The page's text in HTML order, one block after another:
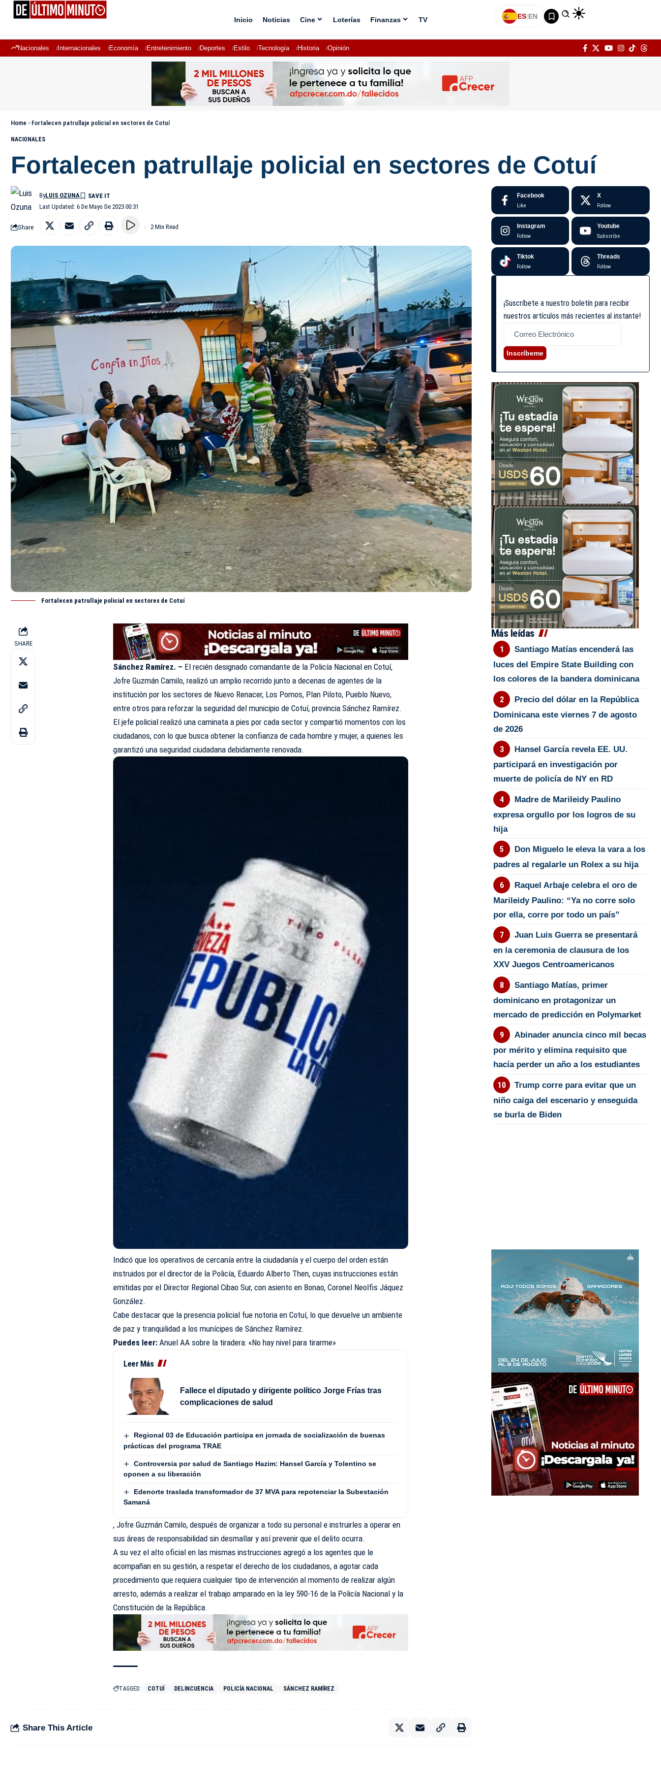
Inicio Noticias Cine Loterías Finanzas TV ES|EN
Nacionales Internacionales Economía Entretenimiento Deportes Estilo Tecnología Historia Opinión
Home - Fortalecen patrullaje policial en sectores de Cotuí
NACIONALES
Fortalecen patrullaje policial en sectores de Cotuí
Last Updated: 6 De Mayo De 2023 00:31
ByLUIS OZUNA
Share 2 Min Read
Fortalecen patrullaje policial en sectores de Cotuí
SHARE
Sánchez Ramírez. – El recién designado comandante de la Policía Nacional en Cotuí,
Jofre Guzmán Camilo, realizó un amplio recorrido junto a decenas de agentes de la
institución por los sectores de Nuevo Renacer, Los Pomos, Plan Piloto, Pueblo Nuevo,
entre otros para reforzar la seguridad del municipio de Cotuí, provincia Sánchez Ramírez.
El jefe policial realizó una caminata a pies por cada sector y compartió momentos con los
ciudadanos, con lo que busca obtener la confianza de cada hombre y mujer, a quienes les
garantizó una seguridad ciudadana debidamente renovada.
Indicó que los operativos de cercanía entre la ciudadanía y el cuerpo del orden están
instruidos por el director de la Policía, Eduardo Alberto Then, cuyas instrucciones están
emitidas por el Director Regional Cibao Sur, con asiento en Bonao, Coronel Neolfis Jáquez
González.
Cabe destacar que la presencia policial fue notoria en Cotuí, lo que devuelve un ambiente
de paz y tranquilidad a los munícipes de Sánchez Ramírez.
Puedes leer: Anuel AA sobre la tiradera: «No hay nivel para tirarme»
Leer Más
Fallece el diputado y dirigente político Jorge Frías tras
complicaciones de salud
Regional 03 de Educación participa en jornada de socialización de buenas
prácticas del programa TRAE
Controversia por salud de Santiago Hazim: Hansel García y Tolentino se
oponen a su liberación
Edenorte traslada transformador de 37 MVA para repotenciar la Subestación
Samaná
, Jofre Guzmán Camilo, después de organizar a todo su personal e instruirles a operar en
sus áreas de responsabilidad sin desmallar y así prevenir que el delito ocurra.
A su vez el alto oficial en las mismas instrucciones agregó a los agentes que le
acompañan en su gestión, a respetar el derecho de los ciudadanos, a agotar cada
procedimiento que requiera cualquier tipo de intervención al momento de realizar algún
arresto, además a realizar el trabajo amparado en la ley 590-16 de la Policía Nacional y la
Constitución de la República.
TAGGED: COTUÍ DELINCUENCIA POLICÍA NACIONAL SÁNCHEZ RAMÍREZ
Share This Article
Facebook
Like
X
Follow
Instagram
Follow
Youtube
Subscribe
Tiktok
Follow
Threads
Follow
¡Suscríbete a nuestro boletín para recibir
nuestros artículos más recientes al instante!
Inscríbeme
Más leídas
Santiago Matías encenderá las
luces del Empire State Building con
los colores de la bandera dominicana
Precio del dólar en la República
Dominicana este viernes 7 de agosto
de 2026
Hansel García revela EE. UU.
participará en investigación por
muerte de policía de NY en RD
Madre de Marileidy Paulino
expresa orgullo por los logros de su
hija
Don Miguelo le eleva la vara a los
padres al regalarle un Rolex a su hija
Raquel Arbaje celebra el oro de
Marileidy Paulino: “Ya no corre solo
por ella, corre por todo un país”
Juan Luis Guerra se presentará
en la ceremonia de clausura de los
XXV Juegos Centroamericanos
Santiago Matías, primer
dominicano en protagonizar un
mercado de predicción en Polymarket
Abinader anuncia cinco mil becas
por mérito y elimina requisito que
hacía perder un año a los estudiantes
Trump corre para evitar que un
niño caiga del escenario y enseguida
se burla de Biden